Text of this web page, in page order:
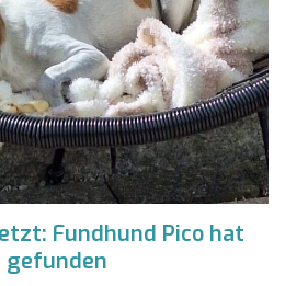
Fundhund Pico hat
gefunden